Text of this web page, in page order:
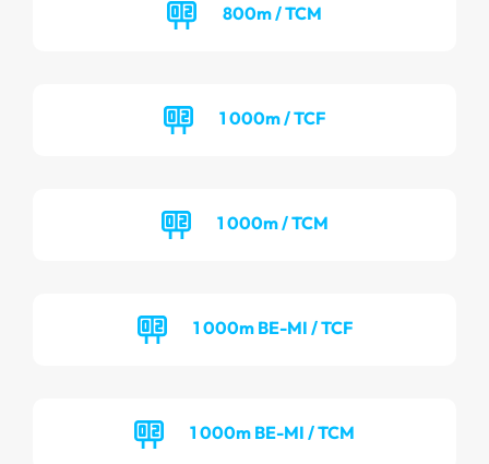
800m / TCM
1 000m / TCF
1 000m / TCM
1 000m BE-MI / TCF
1 000m BE-MI / TCM